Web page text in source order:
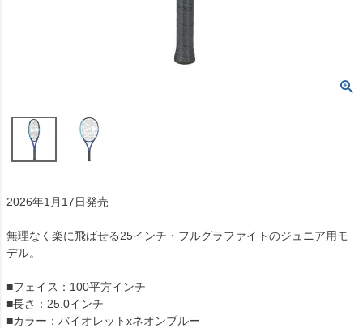
2026年1月17日発売
無理なく楽に飛ばせる25インチ・フルグラファイトのジュニア用モ
デル。
■フェイス：100平方インチ
■長さ：25.0インチ
■カラー：バイオレットxネオンブルー